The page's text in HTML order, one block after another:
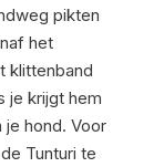
pikten
het
klittenband
je krijgt hem
hond. Voor
Tunturi te